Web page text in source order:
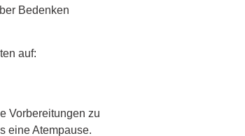
Bedenken
auf:
Vorbereitungen zu
eine Atempause.